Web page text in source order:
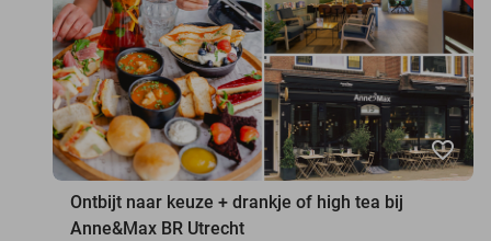
favorite_border
Ontbijt naar keuze + drankje of high tea bij
Anne&Max BR Utrecht